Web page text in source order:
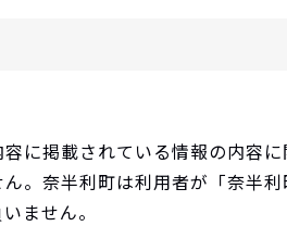
に掲載されている情報の内容
。奈半利町は利用者が「奈半
ません。